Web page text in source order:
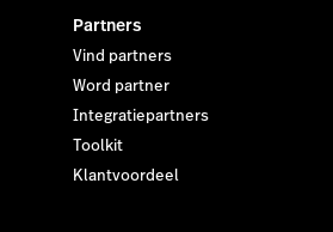
Partners
Vind partners
Word partner
Integratiepartners
Toolkit
Klantvoordeel